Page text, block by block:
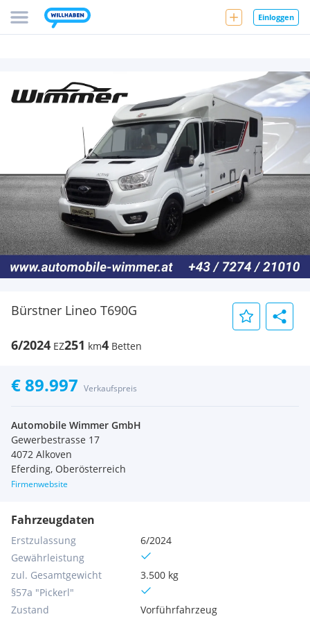
Einloggen
Bürstner Lineo T690G
6/2024 EZ251 km4 Betten
€ 89.997 Verkaufspreis
Automobile Wimmer GmbH
Gewerbestrasse 17
4072 Alkoven
Eferding, Oberösterreich
Firmenwebsite
Fahrzeugdaten
Erstzulassung
6/2024
Gewährleistung
zul. Gesamtgewicht
3.500 kg
§57a "Pickerl"
Zustand
Vorführfahrzeug